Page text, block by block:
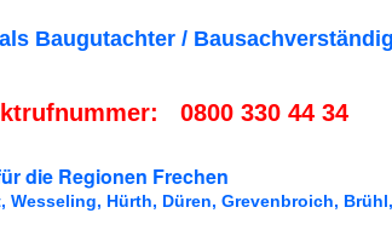
Baugutachter /
0800 330 44 34
die Regionen Frechen
Hürth, Düren, Grevenbroich, Brühl,